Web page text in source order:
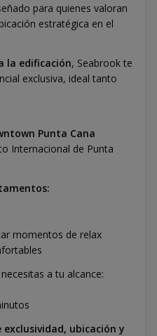
para quienes valoran
estratégica en el
la edificación, Seabrook te
exclusiva, ideal tanto
Punta Cana
Internacional de Punta
momentos de relax
a tu alcance:
ubicación y